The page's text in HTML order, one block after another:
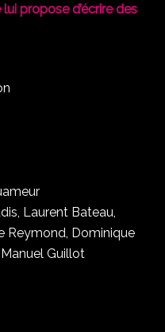
propose d’écrire des
Laurent Bateau,
Reymond, Dominique
Guillot